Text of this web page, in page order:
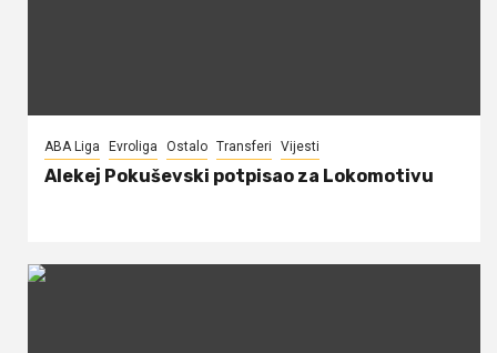
ABA Liga Evroliga Ostalo Transferi Vijesti
Alekej Pokuševski potpisao za Lokomotivu